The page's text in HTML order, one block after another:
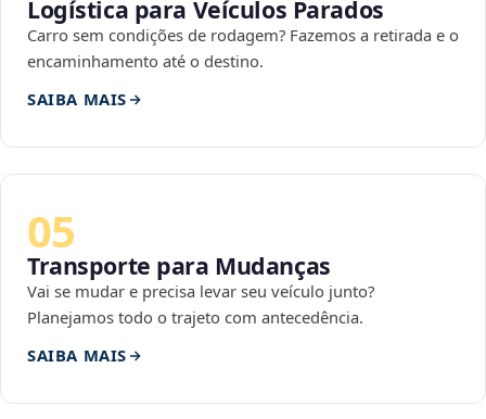
Logística para Veículos Parados
Carro sem condições de rodagem? Fazemos a retirada e o
encaminhamento até o destino.
SAIBA MAIS
05
Transporte para Mudanças
Vai se mudar e precisa levar seu veículo junto?
Planejamos todo o trajeto com antecedência.
SAIBA MAIS